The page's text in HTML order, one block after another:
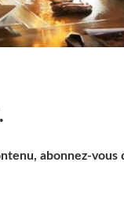
abonnez-vous